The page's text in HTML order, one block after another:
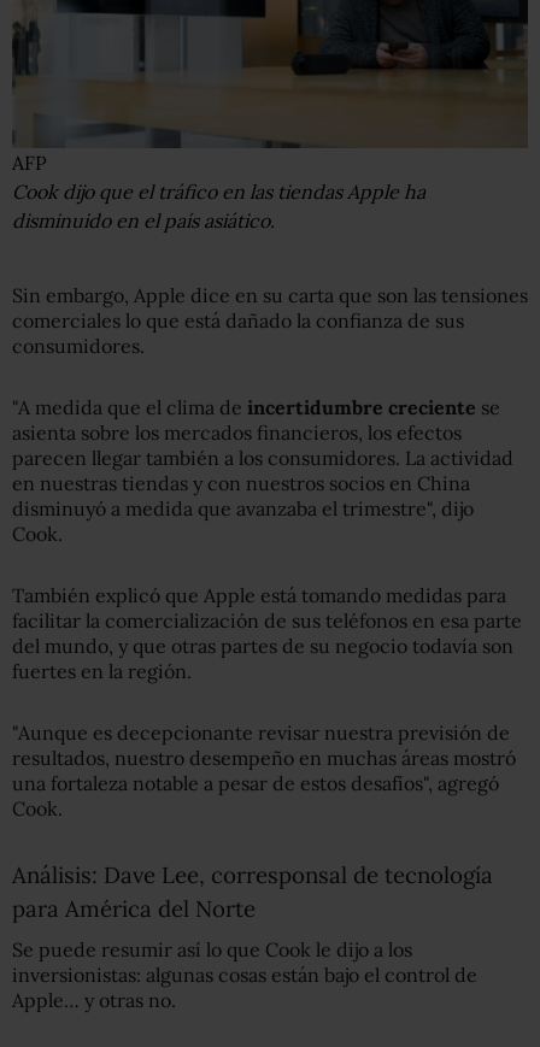
AFP
Cook dijo que el tráfico en las tiendas Apple ha
disminuido en el país asiático.
Sin embargo, Apple dice en su carta que son las tensiones
comerciales lo que está dañado la confianza de sus
consumidores.
"A medida que el clima de incertidumbre creciente se
asienta sobre los mercados financieros, los efectos
parecen llegar también a los consumidores. La actividad
en nuestras tiendas y con nuestros socios en China
disminuyó a medida que avanzaba el trimestre", dijo
Cook.
También explicó que Apple está tomando medidas para
facilitar la comercialización de sus teléfonos en esa parte
del mundo, y que otras partes de su negocio todavía son
fuertes en la región.
"Aunque es decepcionante revisar nuestra previsión de
resultados, nuestro desempeño en muchas áreas mostró
una fortaleza notable a pesar de estos desafíos", agregó
Cook.
Análisis: Dave Lee, corresponsal de tecnología
para América del Norte
Se puede resumir así lo que Cook le dijo a los
inversionistas: algunas cosas están bajo el control de
Apple… y otras no.